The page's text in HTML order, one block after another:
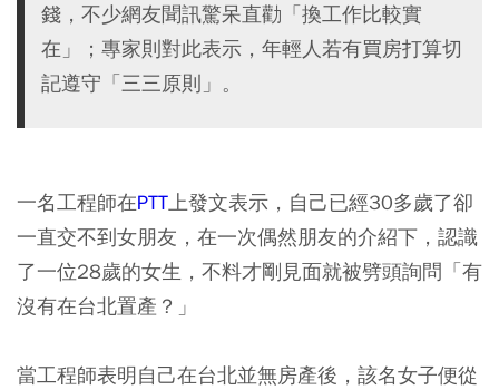
錢，不少網友聞訊驚呆直勸「換工作比較實
在」；專家則對此表示，年輕人若有買房打算切
記遵守「三三原則」。
一名工程師在PTT上發文表示，自己已經30多歲了卻
一直交不到女朋友，在一次偶然朋友的介紹下，認識
了一位28歲的女生，不料才剛見面就被劈頭詢問「有
沒有在台北置產？」
當工程師表明自己在台北並無房產後，該名女子便從